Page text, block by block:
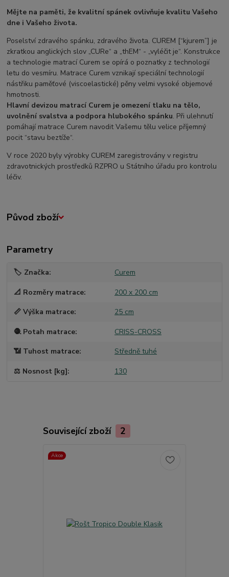
Mějte na paměti, že kvalitní spánek ovlivňuje kvalitu Vašeho
dne i Vašeho života.
Poselství zdravého spánku, zdravého života. CUREM [“kjurem”] je
zkratkou anglických slov „CURe“ a „thEM“ - „vyléčit je“. Konstrukce
a technologie matrací Curem se opírá o poznatky z technologií
letu do vesmíru. Matrace Curem vznikají speciální technologií
nástřiku paměťové (viscoelastické) pěny velmi vysoké objemové
hmotnosti.
Hlavní devizou matrací Curem je omezení tlaku na tělo,
uvolnění svalstva a podpora hlubokého spánku. Při ulehnutí
pomáhají matrace Curem navodit Vašemu tělu velice příjemný
pocit “stavu beztíže“.
V roce 2020 byly výrobky CUREM zaregistrovány v registru
zdravotnických prostředků RZPRO u Státního úřadu pro kontrolu
léčiv.
Původ zboží
Parametry
🏷️ Značka Curem
📐 Rozměry matrace 200 x 200 cm
📏 Výška matrace 25 cm
🧶 Potah matrace CRISS-CROSS
📶 Tuhost matrace Středně tuhé
⚖️ Nosnost [kg] 130
Související zboží 2
Akce